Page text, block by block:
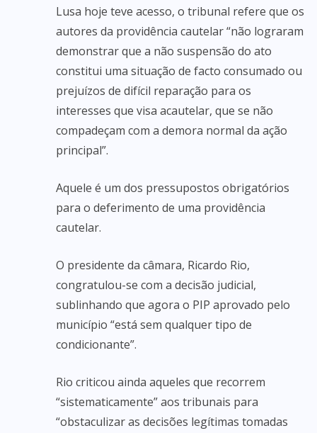
Lusa hoje teve acesso, o tribunal refere que os
autores da providência cautelar “não lograram
demonstrar que a não suspensão do ato
constitui uma situação de facto consumado ou
prejuízos de difícil reparação para os
interesses que visa acautelar, que se não
compadeçam com a demora normal da ação
principal”.
Aquele é um dos pressupostos obrigatórios
para o deferimento de uma providência
cautelar.
O presidente da câmara, Ricardo Rio,
congratulou-se com a decisão judicial,
sublinhando que agora o PIP aprovado pelo
município “está sem qualquer tipo de
condicionante”.
Rio criticou ainda aqueles que recorrem
“sistematicamente” aos tribunais para
“obstaculizar as decisões legítimas tomadas